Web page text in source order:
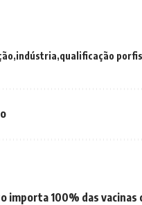
indústria qualificação
importa 100% das vacinas